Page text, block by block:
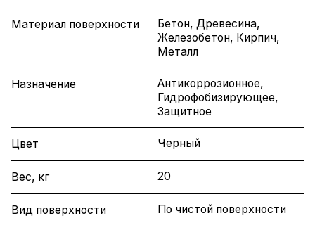
Материал поверхности
Бетон, Древесина,
Железобетон, Кирпич,
Металл
Назначение
Антикоррозионное,
Гидрофобизирующее,
Защитное
Цвет Черный
Вес, кг 20
Вид поверхности По чистой поверхности